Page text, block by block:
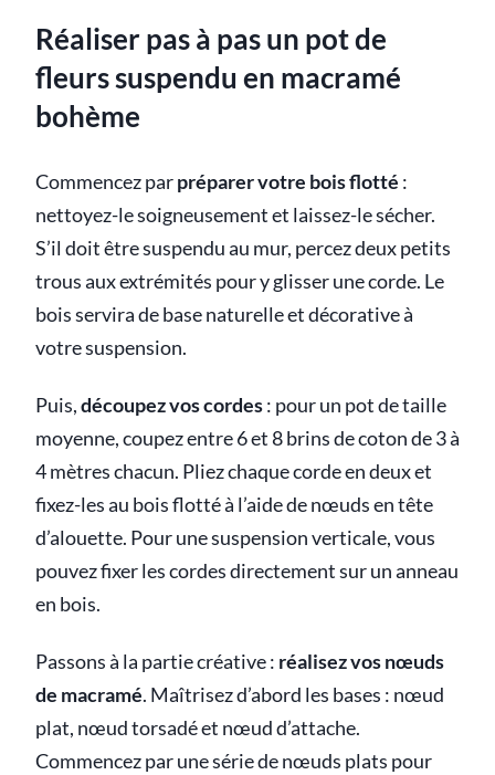
Réaliser pas à pas un pot de
fleurs suspendu en macramé
bohème
Commencez parpréparer votre bois flotté :
nettoyez-le soigneusement et laissez-le sécher.
S’il doit être suspendu au mur, percez deux petits
trous aux extrémités pour y glisser une corde. Le
bois servira de base naturelle et décorative à
votre suspension.
Puis,découpez vos cordes: pour un pot de taille
moyenne, coupez entre 6 et 8 brins de coton de 3 à
4 mètres chacun. Pliez chaque corde en deux et
fixez-les au bois flotté à l’aide de nœuds en tête
d’alouette. Pour une suspension verticale, vous
pouvez fixer les cordes directement sur un anneau
en bois.
Passons à la partie créative : réalisez vos nœuds
de macramé. Maîtrisez d’abord les bases : nœud
plat, nœud torsadé et nœud d’attache.
Commencez par une série de nœuds plats pour